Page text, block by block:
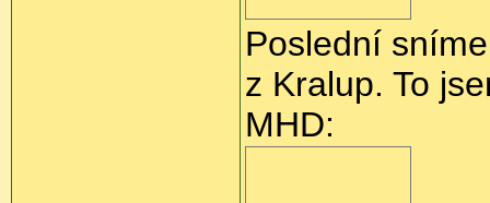
Poslední
z Kralup. To
MHD: